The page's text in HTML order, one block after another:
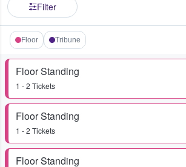
Filter
Floor Tribune
Floor Standing
1 - 2 Tickets
Floor Standing
1 - 2 Tickets
Floor Standing